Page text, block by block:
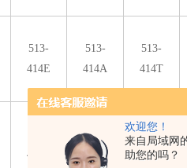
欢迎您！
来自局域网
助您的吗？
513-
414E
513-
414A
513-
414T
466E
— —